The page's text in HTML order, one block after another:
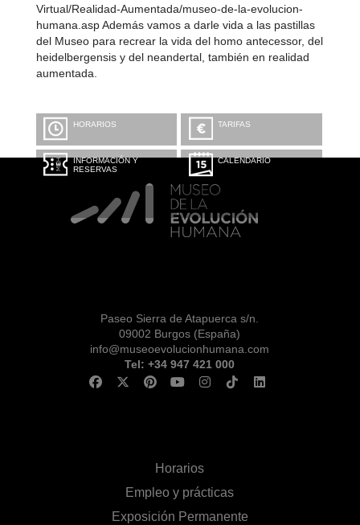
Virtual/Realidad-Aumentada/museo-de-la-evolucion-
humana.asp Además vamos a darle vida a las pastillas
del Museo para recrear la vida del homo antecessor, del
heidelbergensis y del neandertal, también en realidad
aumentada.
HORARIOS TARIFAS
INFORMACIÓN Y
RESERVAS
CALENDARIO
Paseo Sierra de Atapuerca s/n.
09002 Burgos (España)
info@museoevolucionhumana.com
Tel: +34 947 421 000
Horarios
Empleo y prácticas
Exposición Permanente